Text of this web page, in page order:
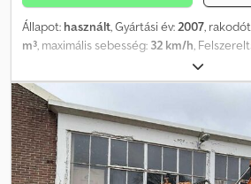
Állapot: használt, Gyártási év: 2007,
m³ , maximális sebesség: 32 km/h ,
, Sort- / testtávolság: 45-
területteljesítmény: 4220, sorszám (6
központi kenés, önjáró_____32 km/h
fokozattal, 6 soros HR-felvétel Kitskær-
kormányzás 4WD, differenciálzár,
kutyamenetes kormányzás, 28 m³ tartály
sortávolság 45-50 cm (változtatható), eke: